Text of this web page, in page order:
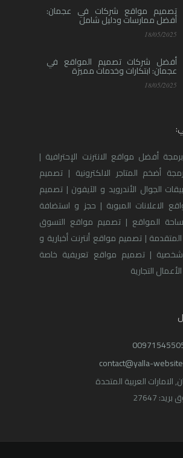
تصميم مواقع شركات في عجمان:
أفضل ممارسات ودليل شامل
18/05/2025
أفضل شركات تصميم المواقع في
عجمان: ابتكارات وخدمات مميزة
18/05/2025
أفضل مواقع الانترنت الإحترافية |
أضخم المتاجر الالكترونية | تصميم
الجوال الأندرويد و الآيفون | تصميم
الاعلانات المبوبة | حجز و استضافة
المواقع | تصميم مواقع التسوق
المتقدمة | تصميم مواقع أنترنت أخبارية و
| تصميم مواقع تعريفية خاصة
التجارية
contact@yalla-
الامارات العربية المتحدة
27647